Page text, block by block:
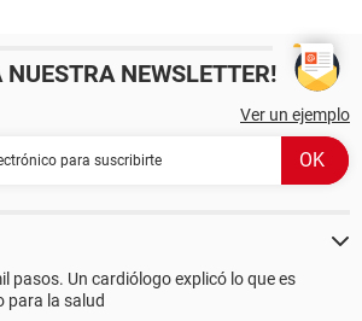
NUESTRA NEWSLETTER!
Ver un ejemplo
pasos. Un cardiólogo explicó lo que es
para la salud